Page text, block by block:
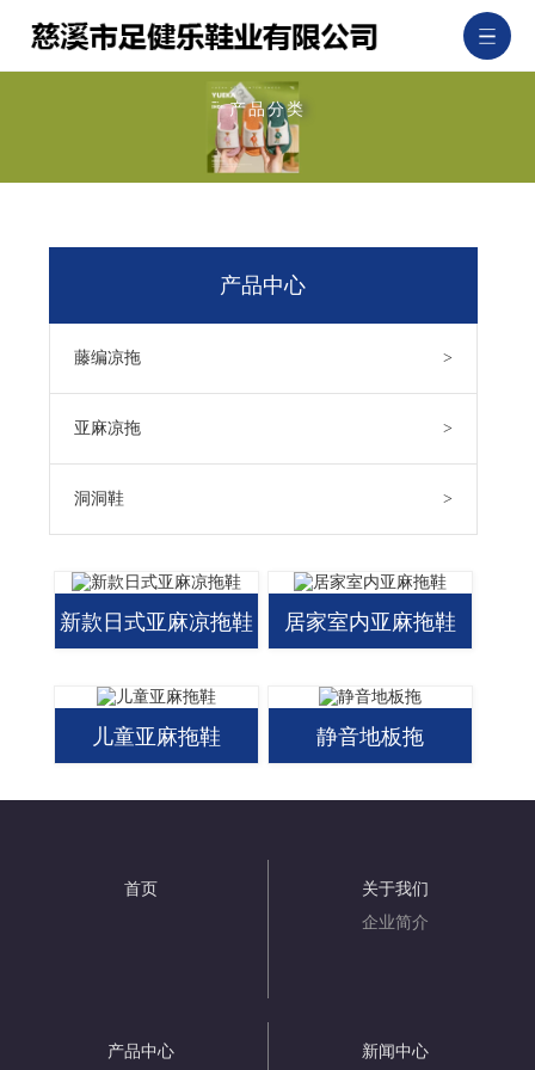
产品分类
产品中心
藤编凉拖 >
亚麻凉拖 >
洞洞鞋 >
新款日式亚麻凉拖鞋 居家室内亚麻拖鞋
儿童亚麻拖鞋 静音地板拖
首页
关于我们
企业简介
产品中心 新闻中心